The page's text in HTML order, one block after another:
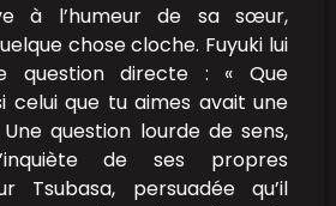
à l’humeur de sa sœur,
chose cloche. Fuyuki lui
question directe : « Que
celui que tu aimes avait une
question lourde de sens,
de ses propres
Tsubasa, persuadée qu’il